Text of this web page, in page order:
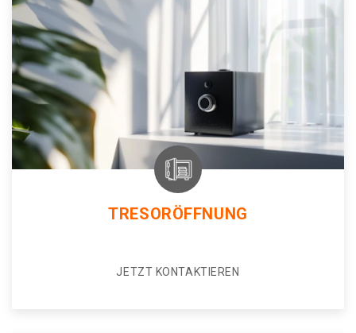
TRESORÖFFNUNG
JETZT KONTAKTIEREN